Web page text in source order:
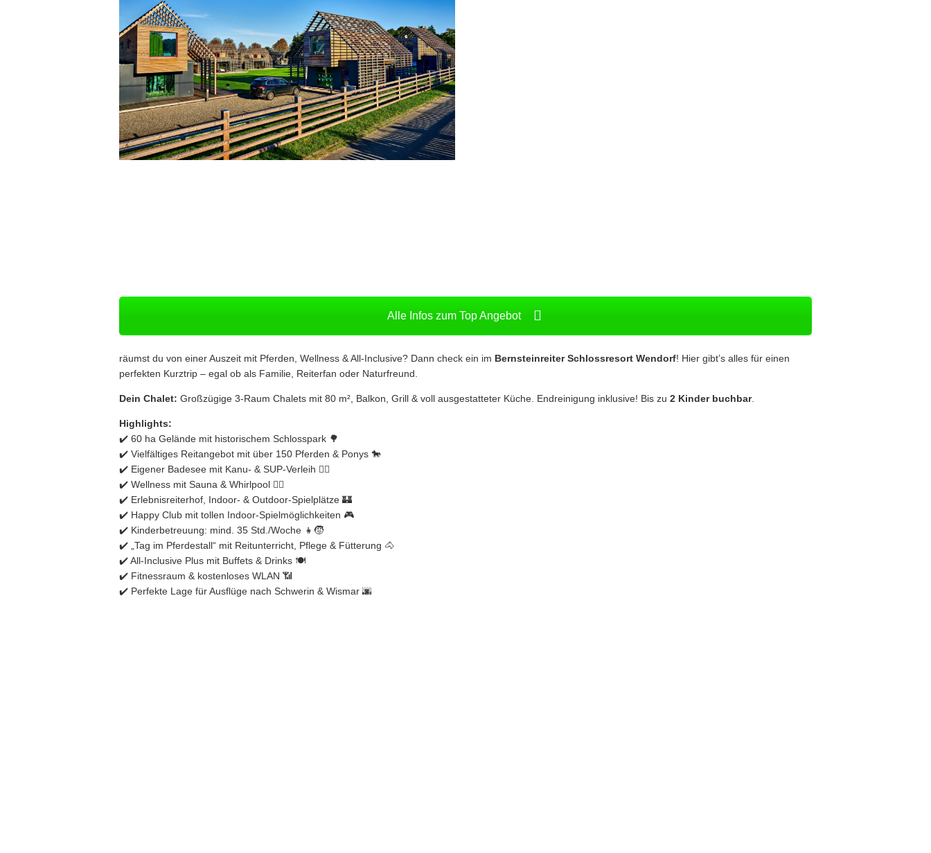
Alle Infos zum Top Angebot
räumst du von einer Auszeit mit Pferden, Wellness & All-Inclusive? Dann check ein im Bernsteinreiter Schlossresort Wendorf! Hier gibt’s alles für einen
perfekten Kurztrip – egal ob als Familie, Reiterfan oder Naturfreund.
Dein Chalet: Großzügige 3-Raum Chalets mit 80 m², Balkon, Grill & voll ausgestatteter Küche. Endreinigung inklusive! Bis zu 2 Kinder buchbar.
Highlights:
✔️ 60 ha Gelände mit historischem Schlosspark 🌳
✔️ Vielfältiges Reitangebot mit über 150 Pferden & Ponys 🐎
✔️ Eigener Badesee mit Kanu- & SUP-Verleih 🏄‍♂️
✔️ Wellness mit Sauna & Whirlpool 💆‍♀️
✔️ Erlebnisreiterhof, Indoor- & Outdoor-Spielplätze 🏰
✔️ Happy Club mit tollen Indoor-Spielmöglichkeiten 🎮
✔️ Kinderbetreuung: mind. 35 Std./Woche 👧🧒
✔️ „Tag im Pferdestall“ mit Reitunterricht, Pflege & Fütterung 🐴
✔️ All-Inclusive Plus mit Buffets & Drinks 🍽️
✔️ Fitnessraum & kostenloses WLAN 📶
✔️ Perfekte Lage für Ausflüge nach Schwerin & Wismar 🌆